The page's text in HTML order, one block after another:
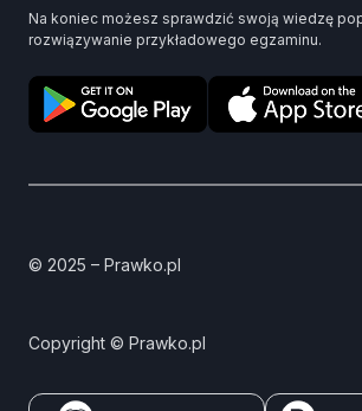
Na koniec możesz sprawdzić swoją wiedzę
rozwiązywanie przykładowego egzaminu.
© 2025 – Prawko.pl
Copyright © Prawko.pl